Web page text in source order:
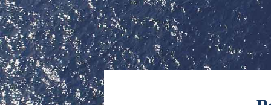
Application Bloc Marine
Règlementation
BATEAUX